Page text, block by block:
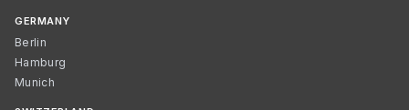
GERMANY
Berlin
Hamburg
Munich